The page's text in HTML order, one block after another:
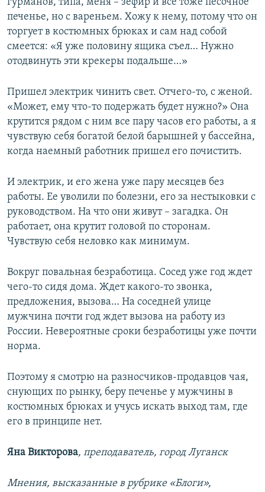
гурманов, типа, меня – зефир и все тоже песочное
печенье, но с вареньем. Хожу к нему, потому что он
торгует в костюмных брюках и сам над собой
смеется: «Я уже половину ящика съел… Нужно
отодвинуть эти крекеры подальше…»
Пришел электрик чинить свет. Отчего-то, с женой.
«Может, ему что-то подержать будет нужно?» Она
крутится рядом с ним все пару часов его работы, а я
чувствую себя богатой белой барышней у бассейна,
когда наемный работник пришел его почистить.
И электрик, и его жена уже пару месяцев без
работы. Ее уволили по болезни, его за нестыковки с
руководством. На что они живут – загадка. Он
работает, она крутит головой по сторонам.
Чувствую себя неловко как минимум.
Вокруг повальная безработица. Сосед уже год ждет
чего-то сидя дома. Ждет какого-то звонка,
предложения, вызова… На соседней улице
мужчина почти год ждет вызова на работу из
России. Невероятные сроки безработицы уже почти
норма.
Поэтому я смотрю на разносчиков-продавцов чая,
снующих по рынку, беру печенье у мужчины в
костюмных брюках и учусь искать выход там, где
его в принципе нет.
Яна Викторова, преподаватель, город Луганск
Мнения, высказанные в рубрике «Блоги»,